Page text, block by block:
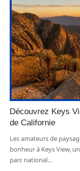
Découvrez Keys
de Californie
Les amateurs de
bonheur à Keys View,
parc national…